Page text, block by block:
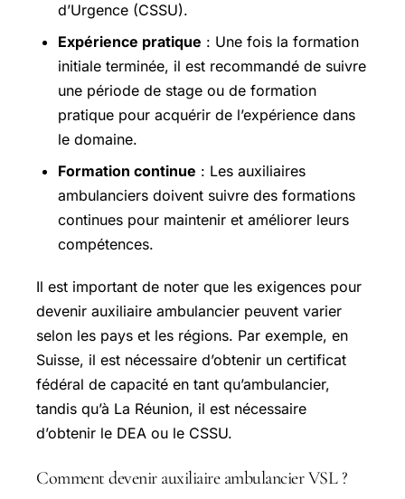
d’Urgence (CSSU).
Expérience pratique : Une fois la formation
initiale terminée, il est recommandé de suivre
une période de stage ou de formation
pratique pour acquérir de l’expérience dans
le domaine.
Formation continue : Les auxiliaires
ambulanciers doivent suivre des formations
continues pour maintenir et améliorer leurs
compétences.
Il est important de noter que les exigences pour
devenir auxiliaire ambulancier peuvent varier
selon les pays et les régions. Par exemple, en
Suisse, il est nécessaire d’obtenir un certificat
fédéral de capacité en tant qu’ambulancier,
tandis qu’à La Réunion, il est nécessaire
d’obtenir le DEA ou le CSSU.
Comment devenir auxiliaire ambulancier VSL ?